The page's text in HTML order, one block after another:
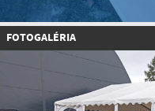
FOTOGALÉRIA